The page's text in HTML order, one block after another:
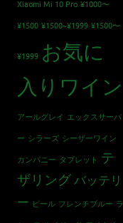
Xiaomi Mi 10 Pro ¥1000〜
¥1500 ¥1500~¥1999 ¥1500〜
¥1999 お気に
入りワイン
アールグレイ エックスサーバ
ー シラーズ シーザーワイン
カンパニー タブレット
テ
ザリングバッテリ
ー ビール フレンチブルー ラ